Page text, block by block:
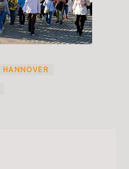
HANNOVER